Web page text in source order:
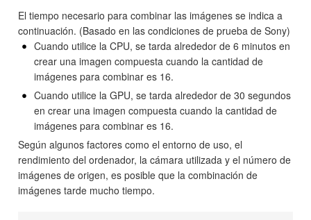
El tiempo necesario para combinar las imágenes se indica a
continuación. (Basado en las condiciones de prueba de Sony)
Cuando utilice la CPU, se tarda alrededor de 6 minutos en
crear una imagen compuesta cuando la cantidad de
imágenes para combinar es 16.
Cuando utilice la GPU, se tarda alrededor de 30 segundos
en crear una imagen compuesta cuando la cantidad de
imágenes para combinar es 16.
Según algunos factores como el entorno de uso, el
rendimiento del ordenador, la cámara utilizada y el número de
imágenes de origen, es posible que la combinación de
imágenes tarde mucho tiempo.